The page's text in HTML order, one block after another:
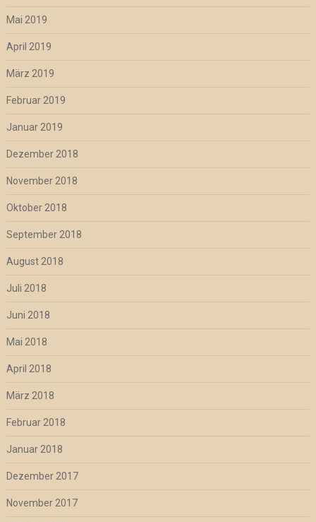
Mai 2019
April 2019
März 2019
Februar 2019
Januar 2019
Dezember 2018
November 2018
Oktober 2018
September 2018
August 2018
Juli 2018
Juni 2018
Mai 2018
April 2018
März 2018
Februar 2018
Januar 2018
Dezember 2017
November 2017